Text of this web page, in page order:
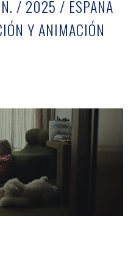
/ 2025 / ESPAÑA
Y ANIMACIÓN